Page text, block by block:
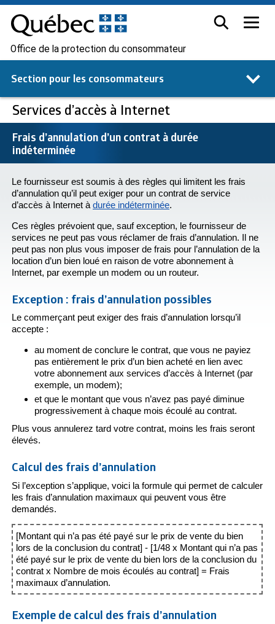
Office de la protection du consommateur
Section pour les consommateurs
Services d’accès à Internet
Frais d’annulation d’un contrat à durée
indéterminée
Le fournisseur est soumis à des règles qui limitent les frais
d’annulation qu’il peut exiger pour un contrat de service
d’accès à Internet à durée indéterminée.
Ces règles prévoient que, sauf exception, le fournisseur de
services ne peut pas vous réclamer de frais d’annulation. Il ne
peut pas non plus vous imposer de frais pour l’annulation de la
location d’un bien loué en raison de votre abonnement à
Internet, par exemple un modem ou un routeur.
Exception : frais d’annulation possibles
Le commerçant peut exiger des frais d’annulation lorsqu’il
accepte :
au moment de conclure le contrat, que vous ne payiez
pas entièrement le prix d’un bien acheté en lien avec
votre abonnement aux services d’accès à Internet (par
exemple, un modem);
et que le montant que vous n’avez pas payé diminue
progressivement à chaque mois écoulé au contrat.
Plus vous annulerez tard votre contrat, moins les frais seront
élevés.
Calcul des frais d’annulation
Si l’exception s’applique, voici la formule qui permet de calculer
les frais d’annulation maximaux qui peuvent vous être
demandés.
[Montant qui n’a pas été payé sur le prix de vente du bien
lors de la conclusion du contrat] - [1/48 x Montant qui n’a pas
été payé sur le prix de vente du bien lors de la conclusion du
contrat x Nombre de mois écoulés au contrat] = Frais
maximaux d’annulation.
Exemple de calcul des frais d’annulation